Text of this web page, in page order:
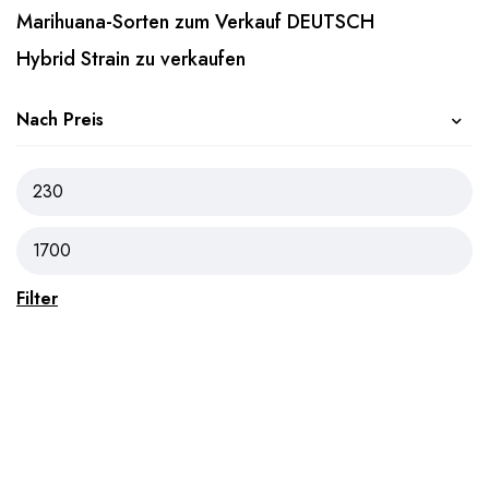
Marihuana-Sorten zum Verkauf DEUTSCH
Hybrid Strain zu verkaufen
Nach Preis
Filter